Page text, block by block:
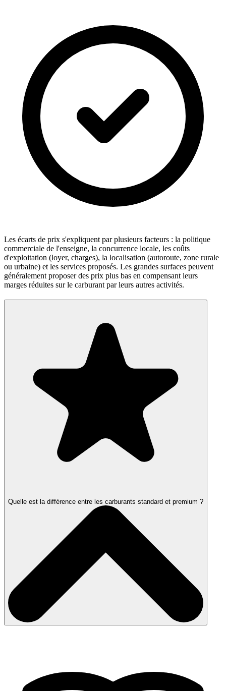
Les écarts de prix s'expliquent par plusieurs facteurs : la politique
commerciale de l'enseigne, la concurrence locale, les coûts
d'exploitation (loyer, charges), la localisation (autoroute, zone rurale
ou urbaine) et les services proposés. Les grandes surfaces peuvent
généralement proposer des prix plus bas en compensant leurs
marges réduites sur le carburant par leurs autres activités.
Quelle est la différence entre les carburants standard et premium ?